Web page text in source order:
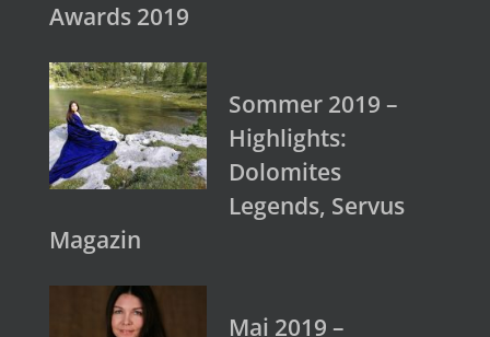
Awards 2019
Sommer 2019 –
Highlights:
Dolomites
Legends, Servus
Magazin
Mai 2019 –